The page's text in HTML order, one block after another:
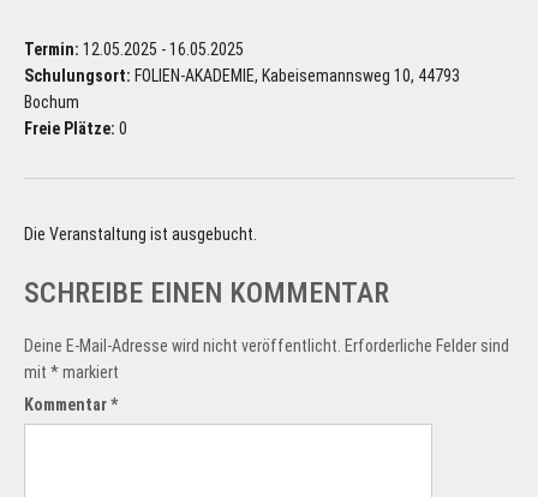
Termin: 12.05.2025 - 16.05.2025
Schulungsort: FOLIEN-AKADEMIE, Kabeisemannsweg 10, 44793
Bochum
Freie Plätze: 0
Die Veranstaltung ist ausgebucht.
SCHREIBE EINEN KOMMENTAR
Deine E-Mail-Adresse wird nicht veröffentlicht. Erforderliche Felder sind
mit *markiert
Kommentar*